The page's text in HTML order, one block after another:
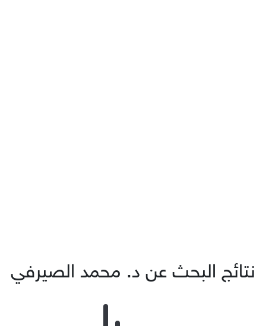
نتائج البحث عن د. محمد الصيرفي